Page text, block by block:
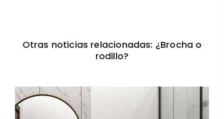
Otras noticias relacionadas: ¿Brocha o
rodillo?